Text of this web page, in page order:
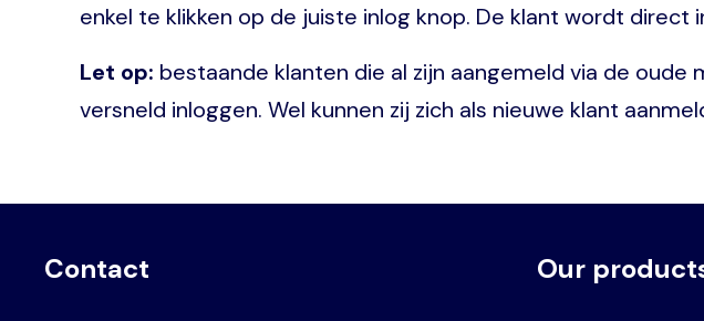
enkel te klikken op de juiste inlog knop. De klant wordt
Let op: bestaande klanten die al zijn aangemeld via de
versneld inloggen. Wel kunnen zij zich als nieuwe klant
Contact Voet
Primair
Our